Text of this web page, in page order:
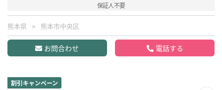
保証人不要
熊本県 熊本市中央区
お問合わせ 電話する
割引キャンペーン